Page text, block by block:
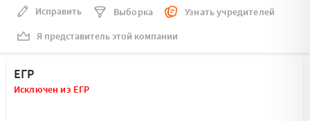
Исправить Выборка
Узнать учредителей
Я представитель этой компании
ЕГР
Исключен из ЕГР